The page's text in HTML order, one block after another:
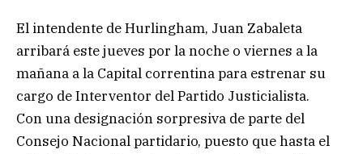
El intendente de Hurlingham, Juan Zabaleta
arribará este jueves por la noche o viernes a la
mañana a la Capital correntina para estrenar su
cargo de Interventor del Partido Justicialista.
Con una designación sorpresiva de parte del
Consejo Nacional partidario, puesto que hasta el